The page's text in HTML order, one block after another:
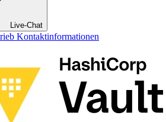
Live-Chat
Kontaktinformationen